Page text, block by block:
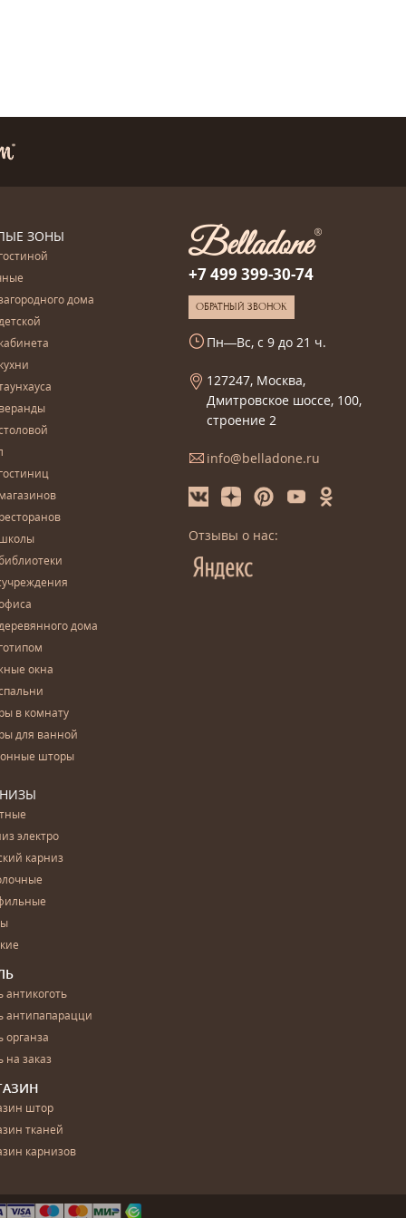
ЗОНЫ
дома
дома
окна
в комнату
для ванной
шторы
электро
карниз
антикоготь
антипапарацци
органза
на заказ
штор
тканей
карнизов
+7 499 399-30-74
ОБРАТНЫЙ ЗВОНОК
Пн—Вс, с 9 до 21 ч.
127247, Москва,
Дмитровское шоссе, 100,
строение 2
info@belladone.ru
Отзывы о нас: